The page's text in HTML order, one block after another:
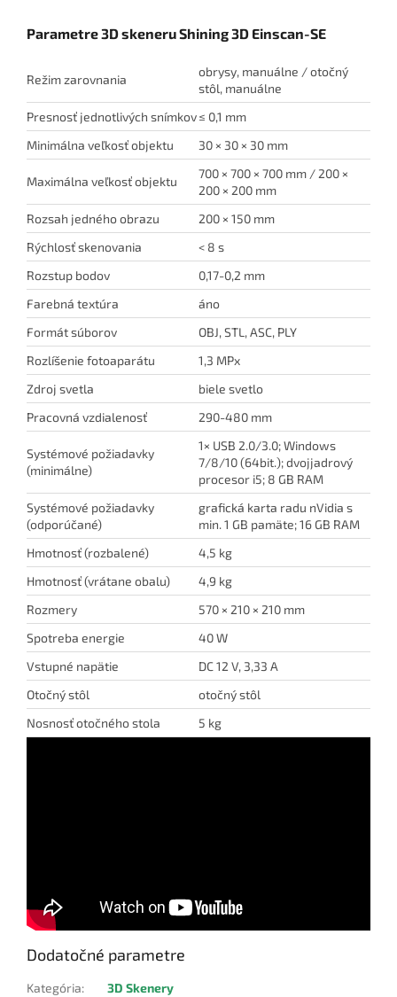
Parametre 3D skeneru Shining 3D Einscan-SE
Režim zarovnania
obrysy, manuálne / otočný
stôl, manuálne
Presnosť jednotlivých snímkov≤ 0,1 mm
Minimálna veľkosť objektu
30 × 30 × 30 mm
Maximálna veľkosť objektu
700 × 700 × 700 mm / 200 ×
200 × 200 mm
Rozsah jedného obrazu
200 × 150 mm
Rýchlosť skenovania
< 8 s
Rozstup bodov
0,17-0,2 mm
Farebná textúra
áno
Formát súborov
OBJ, STL, ASC, PLY
Rozlíšenie fotoaparátu
1,3 MPx
Zdroj svetla
biele svetlo
Pracovná vzdialenosť
290-480 mm
Systémové požiadavky
(minimálne)
1× USB 2.0/3.0; Windows
7/8/10 (64bit.); dvojjadrový
procesor i5; 8 GB RAM
Systémové požiadavky
(odporúčané)
grafická karta radu nVidia s
min. 1 GB pamäte; 16 GB RAM
Hmotnosť (rozbalené)
4,5 kg
Hmotnosť (vrátane obalu)
4,9 kg
Rozmery
570 × 210 × 210 mm
Spotreba energie
40 W
Vstupné napätie
DC 12 V, 3,33 A
Otočný stôl
otočný stôl
Nosnosť otočného stola
5 kg
Dodatočné parametre
Kategória:
3D Skenery